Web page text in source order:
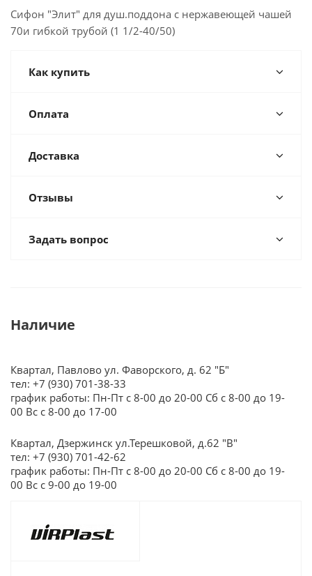
Сифон "Элит" для душ.поддона с нержавеющей чашей
70и гибкой трубой (1 1/2-40/50)
Как купить
Оплата
Доставка
Отзывы
Задать вопрос
Наличие
Квартал, Павлово ул. Фаворского, д. 62 "Б"
тел: +7 (930) 701-38-33
график работы: Пн-Пт с 8-00 до 20-00 Сб с 8-00 до 19-
00 Вс с 8-00 до 17-00
Квартал, Дзержинск ул.Терешковой, д.62 "В"
тел: +7 (930) 701-42-62
график работы: Пн-Пт с 8-00 до 20-00 Сб с 8-00 до 19-
00 Вс с 9-00 до 19-00